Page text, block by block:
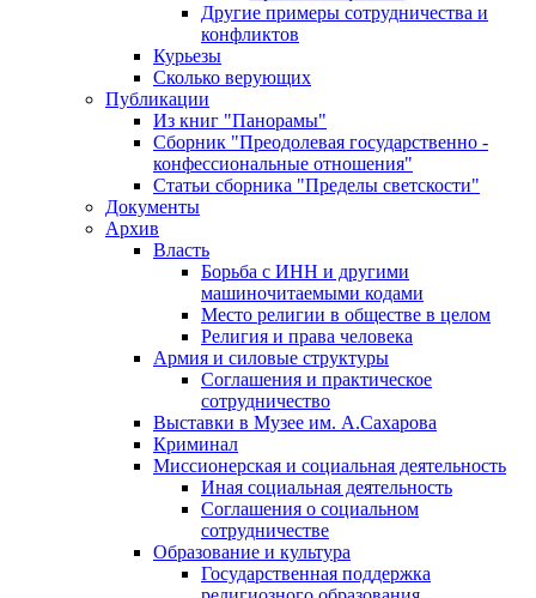
Другие примеры сотрудничества и
конфликтов
Курьезы
Сколько верующих
Публикации
Из книг "Панорамы"
Сборник "Преодолевая государственно -
конфессиональные отношения"
Статьи сборника "Пределы светскости"
Документы
Архив
Власть
Борьба с ИНН и другими
машиночитаемыми кодами
Место религии в обществе в целом
Религия и права человека
Армия и силовые структуры
Соглашения и практическое
сотрудничество
Выставки в Музее им. А.Сахарова
Криминал
Миссионерская и социальная деятельность
Иная социальная деятельность
Соглашения о социальном
сотрудничестве
Образование и культура
Государственная поддержка